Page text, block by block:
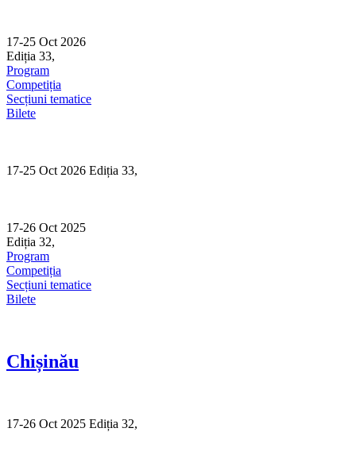
content
17-25 Oct 2026
Ediția 33,
Program
Competiția
Secțiuni tematice
Bilete
17-25 Oct 2026 Ediția 33,
17-26 Oct 2025
Ediția 32,
Program
Competiția
Secțiuni tematice
Bilete
Chișinău
17-26 Oct 2025 Ediția 32,